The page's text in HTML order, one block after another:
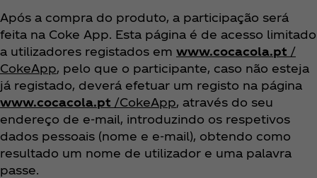
Após a compra do produto, a participação será
feita na Coke App. Esta página é de acesso limitado
a utilizadores registados em www.cocacola.pt /
CokeApp, pelo que o participante, caso não esteja
já registado, deverá efetuar um registo na página
www.cocacola.pt /CokeApp, através do seu
endereço de e-mail, introduzindo os respetivos
dados pessoais (nome e e-mail), obtendo como
resultado um nome de utilizador e uma palavra
passe.